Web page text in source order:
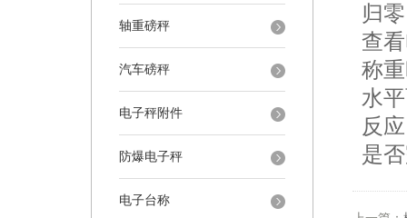
轴重磅秤
汽车磅秤
电子秤附件
防爆电子秤
电子台称
归
查
称
水
反
是